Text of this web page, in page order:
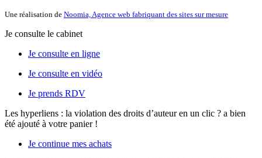
Une réalisation de Noomia, Agence web fabriquant des sites sur mesure
Je consulte le cabinet
Je consulte en ligne
Je consulte en vidéo
Je prends RDV
Les hyperliens : la violation des droits d’auteur en un clic ? a bien
été ajouté à votre panier !
Je continue mes achats